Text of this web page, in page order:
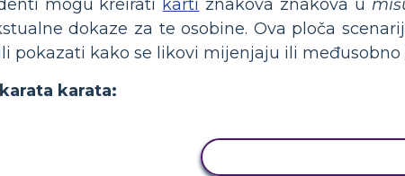
mogu kreirati karti znakova znakova u
dokaze za te osobine. Ova ploča
pokazati kako se likovi mijenjaju ili
karata: